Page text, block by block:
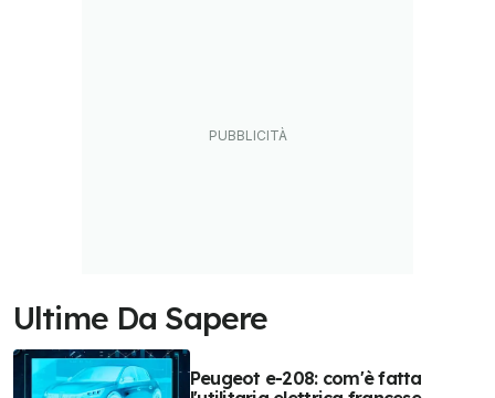
Ultime Da Sapere
Peugeot e-208: com'è fatta